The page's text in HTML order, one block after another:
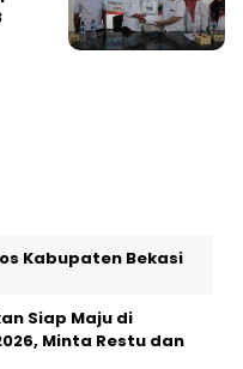
Kabupaten Bekasi
Siap Maju di
Minta Restu dan